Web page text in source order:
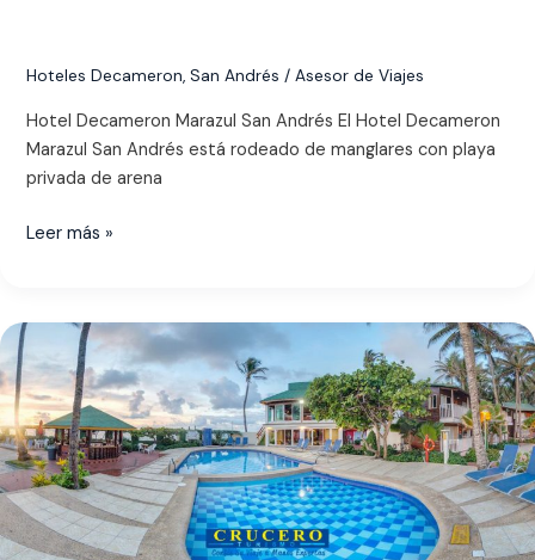
Hoteles Decameron, San Andrés / Asesor de Viajes
Hotel Decameron Marazul San Andrés El Hotel Decameron
Marazul San Andrés está rodeado de manglares con playa
privada de arena
Leer más »
Hotel
Decameron
San
Luis
San
Andrés